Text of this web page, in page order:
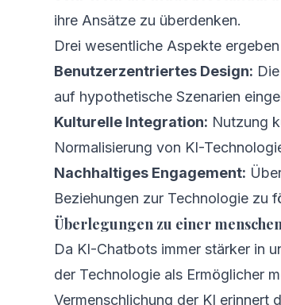
ihre Ansätze zu überdenken.
Drei wesentliche Aspekte
Benutzerzentriertes Design:
auf hypothetische Szenarien
Kulturelle Integration: Nutzung
Normalisierung von KI-
Nachhaltiges Engagement:
Beziehungen zur Technologie zu
Überlegungen zu einer
Da KI-Chatbots immer stärker in
der Technologie als Ermöglicher
Vermenschlichung der KI erinnert